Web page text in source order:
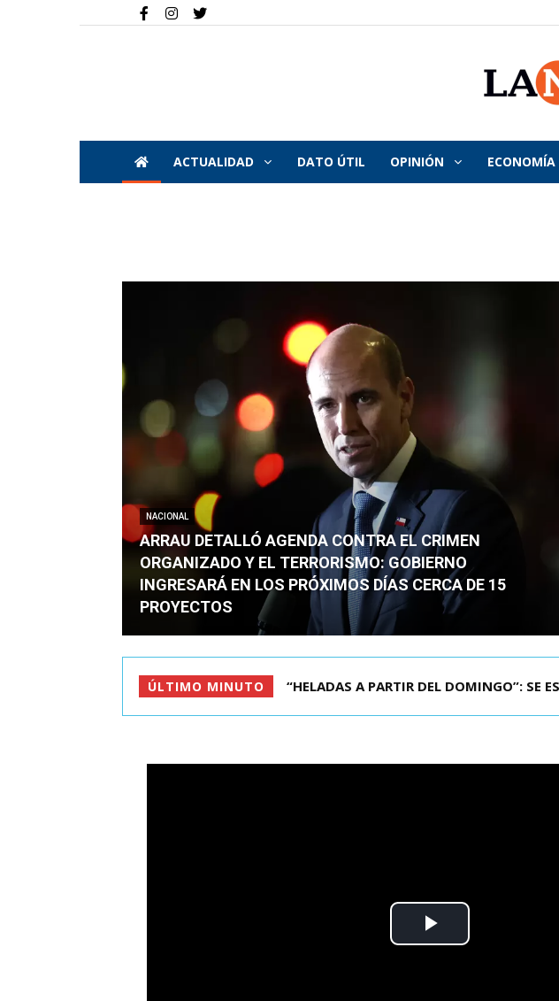
ACTUALIDAD DATO ÚTIL OPINIÓN ECONOMÍA
NACIONAL
ARRAU DETALLÓ AGENDA CONTRA EL CRIMEN
ORGANIZADO Y EL TERRORISMO: GOBIERNO
INGRESARÁ EN LOS PRÓXIMOS DÍAS CERCA DE 15
PROYECTOS
ÚLTIMO MINUTO “HELADAS A PARTIR DEL DOMINGO”: SE